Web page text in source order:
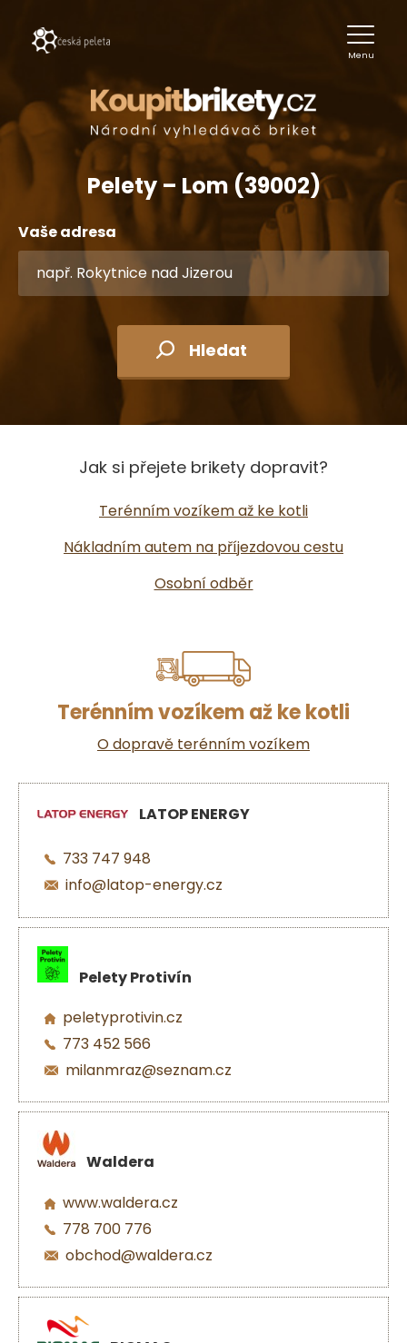
Menu
Pelety – Lom (39002)
Vaše adresa
Hledat
Jak si přejete brikety dopravit?
Terénním vozíkem až ke kotli
Nákladním autem na příjezdovou cestu
Osobní odběr
Terénním vozíkem až ke kotli
O dopravě terénním vozíkem
LATOP ENERGY
733 747 948
info@latop-energy.cz
Pelety Protivín
peletyprotivin.cz
773 452 566
milanmraz@seznam.cz
Waldera
www.waldera.cz
778 700 776
obchod@waldera.cz